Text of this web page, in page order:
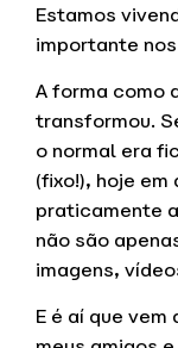
Estamos
importante
A forma como
transformou.
o normal era
(fixo!), hoje
praticamente
não são
imagens,
E é aí que